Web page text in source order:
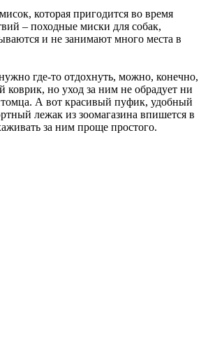
которая пригодится во время
– походные миски для собак,
и не занимают много места в
где-то отдохнуть, можно, конечно,
коврик, но уход за ним не обрадует ни
А вот красивый пуфик, удобный
лежак из зоомагазина впишется в
за ним проще простого.